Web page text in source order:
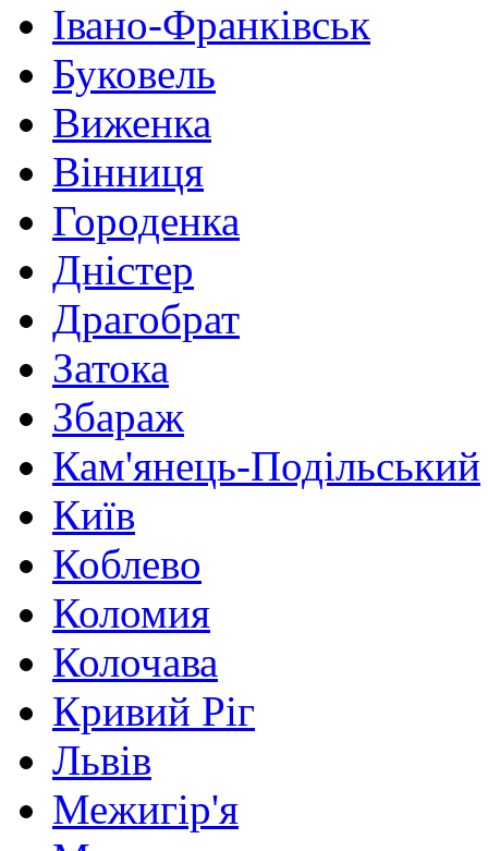
Івано-Франківськ
Буковель
Виженка
Вінниця
Городенка
Дністер
Драгобрат
Затока
Збараж
Кам'янець-Подільський
Київ
Коблево
Коломия
Колочава
Кривий Ріг
Львів
Межигір'я